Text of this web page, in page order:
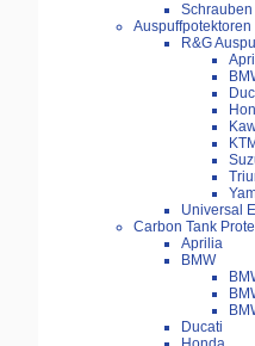
Schrauben
Auspuffpotektoren
R&G
KTM
Universal
Carbon Tank
Aprilia
BMW
Ducati